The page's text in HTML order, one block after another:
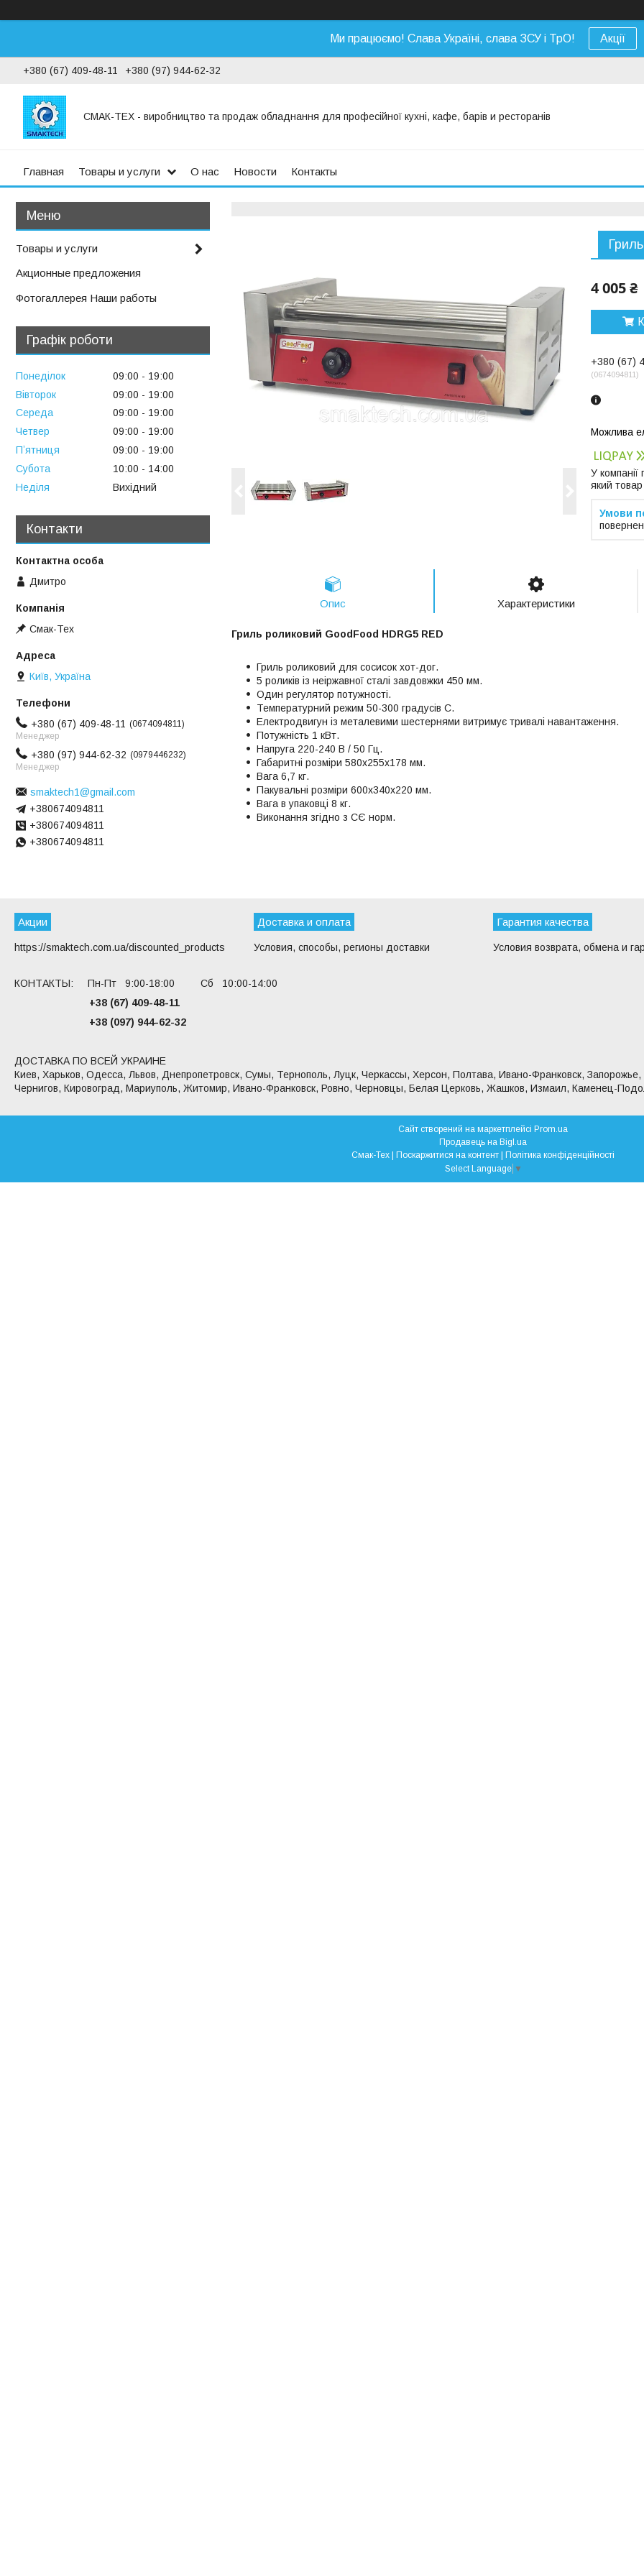
Ми працюємо! Слава Україні, слава ЗСУ і ТрО! Акції
+380 (67) 409-48-11 +380 (97) 944-62-32
СМАК-ТЕХ - виробництво та продаж обладнання для професійної кухні, кафе, барів и ресторанів
Главная Товары и услуги О нас Новости Контакты
4 005 ₴
+380 (67)
0674094811
У
який
Опис Характеристики
Гриль роликовий GoodFood HDRG5 RED
Гриль роликовий для сосисок хот-дог.
5 роликів із неіржавної сталі завдовжки 450 мм.
Один регулятор потужності.
Температурний режим 50-300 градусів С.
Електродвигун із металевими шестернями витримує тривалі навантаження.
Потужність 1 кВт.
Напруга 220-240 В / 50 Гц.
Габаритні розміри 580х255х178 мм.
Вага 6,7 кг.
Пакувальні розміри 600х340х220 мм.
Вага в упаковці 8 кг.
Виконання згідно з СЄ норм.
Товары и услуги
Акционные предложения
Фотогаллерея Наши работы
Графік роботи
Понеділок 09:00
19:00
Вівторок
09:00
19:00
Середа
09:00
19:00
Четвер
09:00
19:00
Пʼятниця
09:00
19:00
Субота
10:00
14:00
Неділя
Вихідний
Контакти
Дмитро
Смак-Тех
Київ, Україна
+380 (67) 409-48-11
0674094811
Менеджер
+380 (97) 944-62-32
0979446232
Менеджер
smaktech1@gmail.com
+380674094811
+380674094811
+380674094811
Акции
https://smaktech.com.ua/discounted_products
Доставка и оплата
Условия, способы, регионы доставки
Гарантия качества
Условия возврата, обмена и
КОНТАКТЫ: Пн-Пт 9:00-18:00 Сб 10:00-14:00
+38 (67) 409-48-11
+38 (097) 944-62-32
ДОСТАВКА ПО ВСЕЙ УКРАИНЕ
Киев, Харьков, Одесса, Львов, Днепропетровск, Сумы, Тернополь, Луцк, Черкассы, Херсон, Полтава, Ивано-Франковск,
Чернигов, Кировоград, Мариуполь, Житомир, Ивано-Франковск, Ровно, Черновцы, Белая Церковь, Жашков, Измаил, Каменец-
Сайт створений на маркетплейсі Prom.ua
Продавець на Bigl.ua
Смак-Тех | Поскаржитися на контент | Політика конфіденційності
Select Language ▼